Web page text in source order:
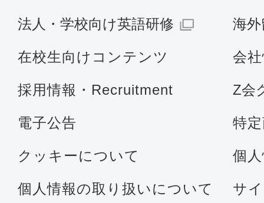
法人・学校向け英語研修 海
在校生向けコンテンツ 会
採用情報・Recruitment Z会
電子公告 特
クッキーについて 個
個人情報の取り扱いについて サ